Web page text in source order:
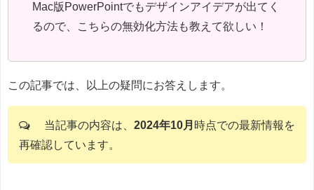
Mac版PowerPointでもデザインアイデアが出てく
るので、こちらの無効化方法も教えて欲しい！
この記事では、以上の疑問にお答えします。
当記事の内容は、 2024年10月 時点での最新情報を
再確認しています。